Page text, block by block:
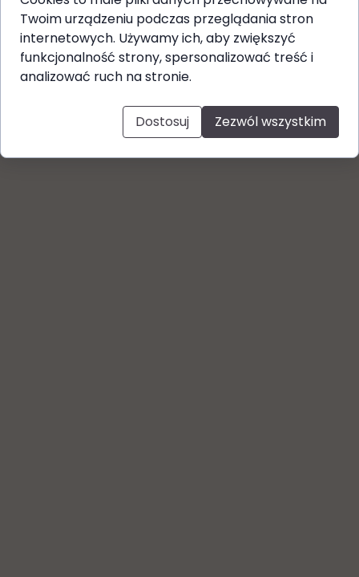
Twoim urządzeniu podczas przeglądania stron
internetowych. Używamy ich, aby zwiększyć
funkcjonalność strony, spersonalizować treść i
analizować ruch na stronie.
Dostosuj Zezwól wszystkim